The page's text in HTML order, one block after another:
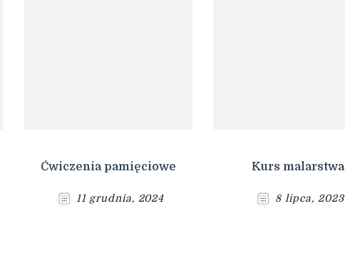
Ćwiczenia pamięciowe
11 grudnia, 2024
Kurs malarstwa
8 lipca, 2023